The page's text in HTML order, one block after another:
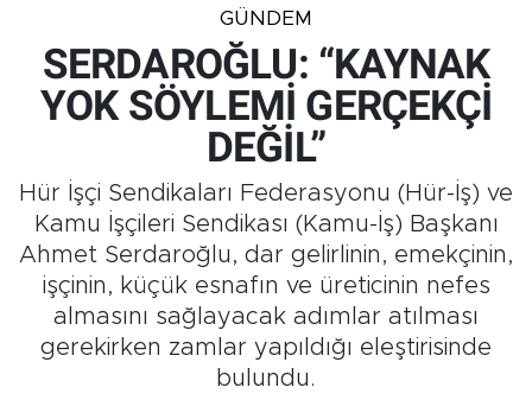
GÜNDEM
SERDAROĞLU: “KAYNAK
YOK SÖYLEMİ GERÇEKÇİ
DEĞİL”
Hür İşçi Sendikaları Federasyonu (Hür-İş) ve
Kamu İşçileri Sendikası (Kamu-İş) Başkanı
Ahmet Serdaroğlu, dar gelirlinin, emekçinin,
işçinin, küçük esnafın ve üreticinin nefes
almasını sağlayacak adımlar atılması
gerekirken zamlar yapıldığı eleştirisinde
bulundu.